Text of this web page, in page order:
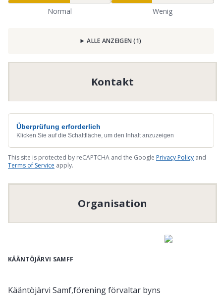
Normal Wenig
ALLE ANZEIGEN(1)
Kontakt
Überprüfung erforderlich
Klicken Sie auf die Schaltfläche, um den Inhalt anzuzeigen
This site is protected by reCAPTCHA and the Google Privacy Policy and
Terms of Service apply.
Organisation
KÄÄNTÖJÄRVI SAMFF
Kääntöjärvi Samf,förening förvaltar byns